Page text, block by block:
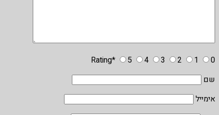
Rating* 5 4 3 2 1
0
שם
אימייל